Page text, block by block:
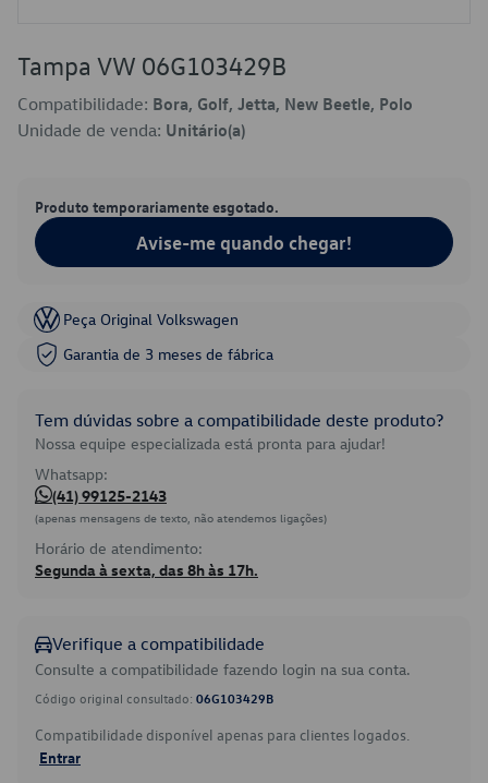
Tampa VW 06G103429B
Compatibilidade: Bora, Golf, Jetta, New Beetle, Polo
Unidade de venda: Unitário(a)
Produto temporariamente esgotado.
Avise-me quando chegar!
Peça Original Volkswagen
Garantia de 3 meses de fábrica
Tem dúvidas sobre a compatibilidade deste produto?
Nossa equipe especializada está pronta para ajudar!
Whatsapp:
(41) 99125-2143
(apenas mensagens de texto, não atendemos ligações)
Horário de atendimento:
Segunda à sexta, das 8h às 17h.
Verifique a compatibilidade
Consulte a compatibilidade fazendo login na sua conta.
Código original consultado: 06G103429B
Compatibilidade disponível apenas para clientes logados.
Entrar